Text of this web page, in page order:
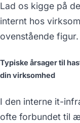
Lad os kigge på
internt hos
ovenstående figur.
Typiske årsager til
din virksomhed
I den interne it-
ofte forbundet til